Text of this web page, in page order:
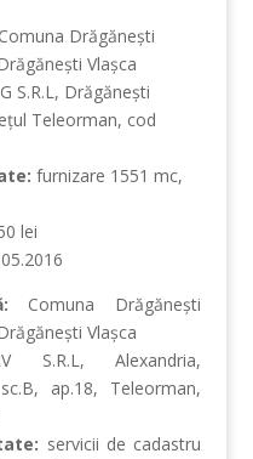
Comuna Drăgăneşti
Vlaşca
S.R.L, Drăgăneşti
Teleorman, cod
furnizare 1551 mc,
lei
Comuna Drăgăneşti
Vlaşca
S.R.L, Alexandria,
ap.18, Teleorman,
servicii de cadastru